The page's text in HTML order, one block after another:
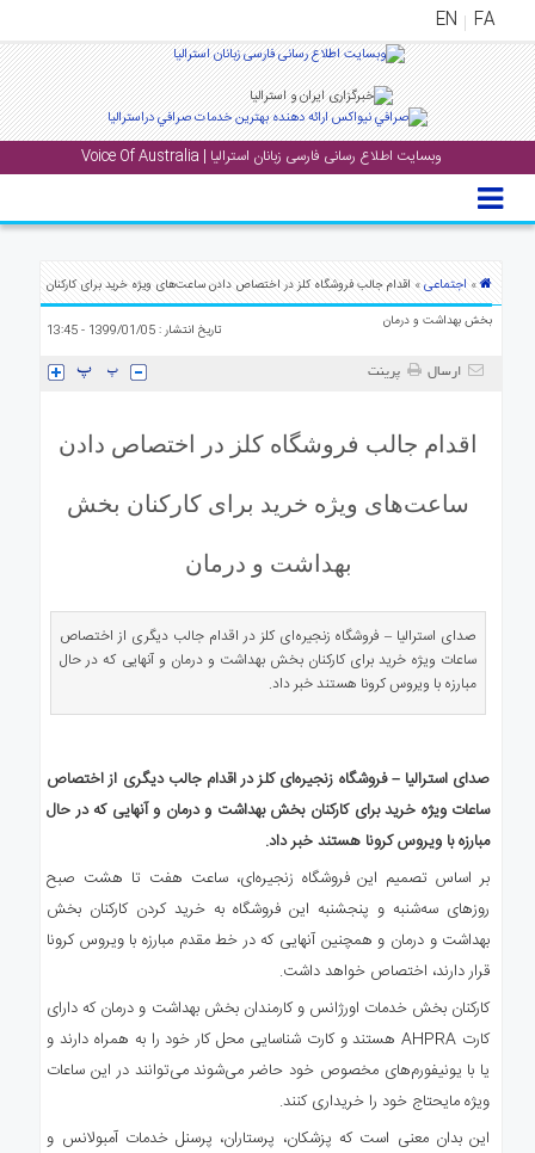
FA
EN
وبسایت اطلاع رسانی فارسی زبانان استرالیا | Voice Of Australia
منوی
اصلی
پادکست
درباره
ارتباط
» اجتماعی» اقدام جالب فروشگاه کلز در اختصاص دادن ساعت‌های ویژه خرید برای کارکنان
بخش بهداشت و درمان
تاریخ انتشار : 1399/01/05 - 13:45
ارسال پرینت
اقدام جالب فروشگاه کلز در اختصاص دادن
ساعت‌های ویژه خرید برای کارکنان بخش
بهداشت و درمان
صدای استرالیا – فروشگاه زنجیره‌ای کلز در اقدام جالب دیگری از اختصاص
ساعات ویژه خرید برای کارکنان بخش بهداشت و درمان و آنهایی که در حال
مبارزه با ویروس کرونا هستند خبر داد.
صدای استرالیا – فروشگاه زنجیره‌ای کلز در اقدام جالب دیگری از اختصاص
ساعات ویژه خرید برای کارکنان بخش بهداشت و درمان و آنهایی که در حال
مبارزه با ویروس کرونا هستند خبر داد.
بر اساس تصمیم این فروشگاه زنجیره‌ای، ساعت هفت تا هشت صبح
روزهای سه‌شنبه و پنجشنبه این فروشگاه به خرید کردن کارکنان بخش
بهداشت و درمان و همچنین آنهایی که در خط مقدم مبارزه با ویروس کرونا
قرار دارند، اختصاص خواهد داشت.
کارکنان بخش خدمات اورژانس و کارمندان بخش بهداشت و درمان که دارای
کارت AHPRA هستند و کارت شناسایی محل کار خود را به همراه دارند و
یا با یونیفورم‌های مخصوص خود حاضر می‌شوند می‌توانند در این ساعات
ویژه مایحتاج خود را خریداری کنند.
این بدان معنی است که پزشکان، پرستاران، پرسنل خدمات آمبولانس و